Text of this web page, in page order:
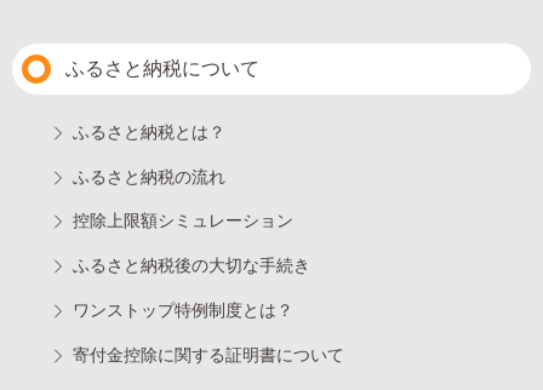
ふるさと納税について
ふるさと納税とは？
ふるさと納税の流れ
控除上限額シミュレーション
ふるさと納税後の大切な手続き
ワンストップ特例制度とは？
寄付金控除に関する証明書について